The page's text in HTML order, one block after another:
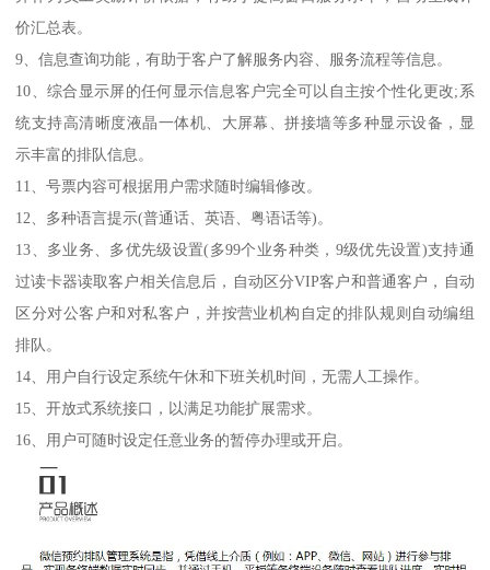
价汇总表。
9、信息查询功能，有助于客户了解服务内容、服务流程等信息。
10、综合显示屏的任何显示信息客户完全可以自主按个性化更改;系
统支持高清晰度液晶一体机、大屏幕、拼接墙等多种显示设备，显
示丰富的排队信息。
11、号票内容可根据用户需求随时编辑修改。
12、多种语言提示(普通话、英语、粤语话等)。
13、多业务、多优先级设置(多99个业务种类，9级优先设置)支持通
过读卡器读取客户相关信息后，自动区分VIP客户和普通客户，自动
区分对公客户和对私客户，并按营业机构自定的排队规则自动编组
排队。
14、用户自行设定系统午休和下班关机时间，无需人工操作。
15、开放式系统接口，以满足功能扩展需求。
16、用户可随时设定任意业务的暂停办理或开启。